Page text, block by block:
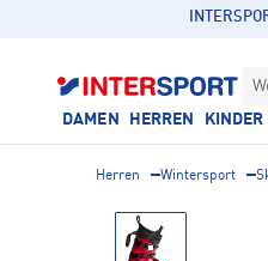
DAMEN HERREN KINDER
Herren Wintersport